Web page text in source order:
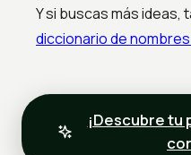
Y si buscas más ideas,
diccionario de
¡Descubre tu